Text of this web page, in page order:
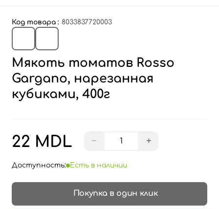
Код товара : 8033837720003
Мякоть томатов Rosso
Gargano, нарезанная
кубиками, 400г
22 MDL − +
Доступность: Есть в наличии
Покупка в один клик